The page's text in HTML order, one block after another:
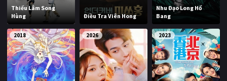
Thiếu Lâm Song
Hùng
Điều Tra Viên Hong
Nhu Đạo Long Hổ
Bang
2018 2026 2023